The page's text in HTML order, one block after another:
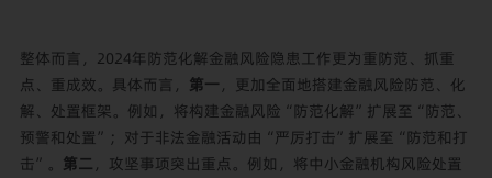
整体而言，2024年防范化解金融风险隐患工作更为重防范、抓重
点、重成效。具体而言， 第一 ，更加全面地搭建金融风险防范、化
解、处置框架。例如，将构建金融风险“防范化解”扩展至“防范、
预警和处置”；对于非法金融活动由“严厉打击”扩展至“防范和打
击”。 第二 ，攻坚事项突出重点。例如，将中小金融机构风险处置